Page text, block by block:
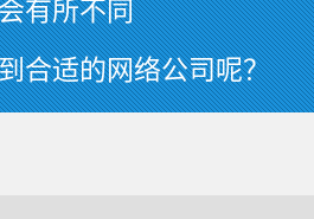
有所不同
合适的网络公司呢？